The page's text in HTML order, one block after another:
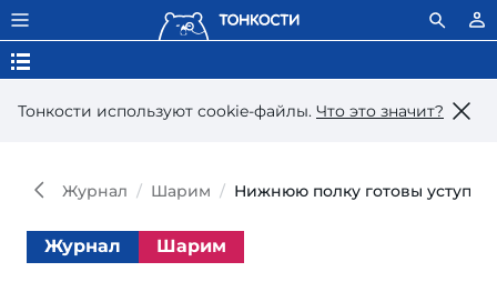
Тонкости используют сookie-файлы. Что это значит?
Журнал Шарим Нижнюю полку готовы
Журнал Шарим